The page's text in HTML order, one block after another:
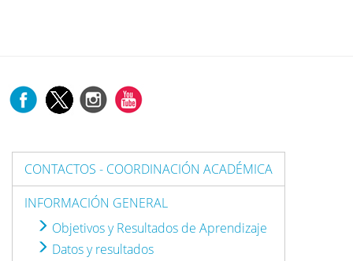
CONTACTOS - COORDINACIÓN ACADÉMICA
INFORMACIÓN GENERAL
Objetivos y Resultados de Aprendizaje
Datos y resultados